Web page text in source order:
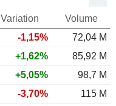
Variation
Volume
-1,15%
72,04 M
+1,62%
85,92 M
+5,05%
98,7 M
-3,70%
115 M